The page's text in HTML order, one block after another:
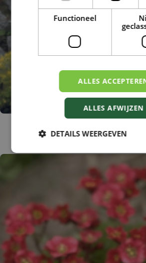
Saxifraga sibthorpii
Functioneel
ALLES
ALLES AFWIJZEN
DETAILS WEERGEVEN